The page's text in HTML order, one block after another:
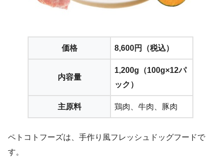
価格 8,600円（税込）
内容量
1,200g（100g×12パ
ック）
主原料 鶏肉、牛肉、豚肉
ペトコトフーズは、手作り風フレッシュドッグフードで
す。